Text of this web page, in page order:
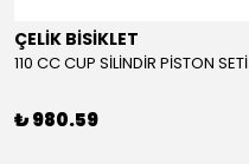
ÇELİK BİSİKLET
110 CC CUP SİLİNDİR PİSTON SETİ
₺ 980.59